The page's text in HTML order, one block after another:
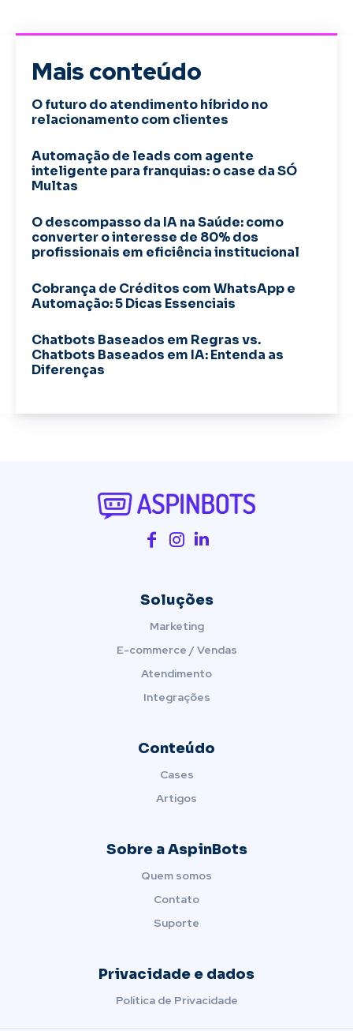
Mais conteúdo
O futuro do atendimento híbrido no
relacionamento com clientes
Automação de leads com agente
inteligente para franquias: o case da SÓ
Multas
O descompasso da IA na Saúde: como
converter o interesse de 80% dos
profissionais em eficiência institucional
Cobrança de Créditos com WhatsApp e
Automação: 5 Dicas Essenciais
Chatbots Baseados em Regras vs.
Chatbots Baseados em IA: Entenda as
Diferenças
Soluções
Marketing
E-commerce / Vendas
Atendimento
Integrações
Conteúdo
Cases
Artigos
Sobre a AspinBots
Quem somos
Contato
Suporte
Privacidade e dados
Política de Privacidade